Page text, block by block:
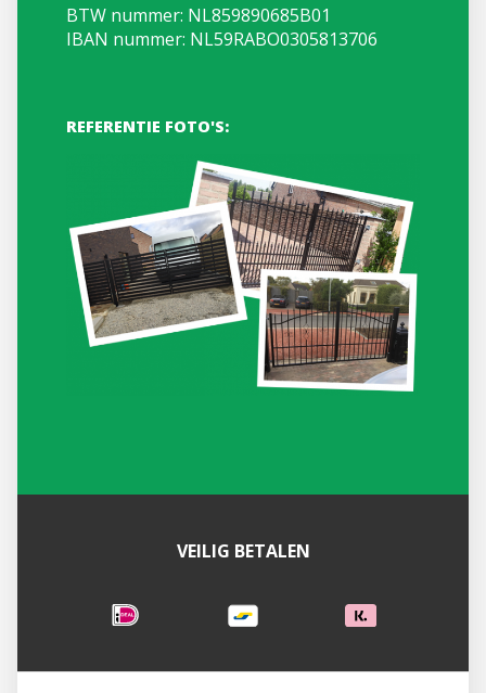
BTW nummer: NL859890685B01
IBAN nummer: NL59RABO0305813706
REFERENTIE FOTO'S:
VEILIG BETALEN